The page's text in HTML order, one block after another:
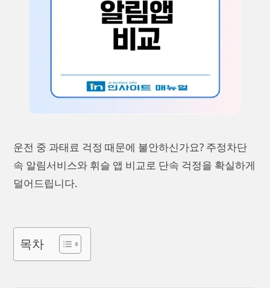
운전 중 과태료 걱정 때문에 불안하신가요? 주정차단
속 알림서비스와 휘슬 앱 비교로 단속 걱정을 확실하게
덜어드립니다.
목차